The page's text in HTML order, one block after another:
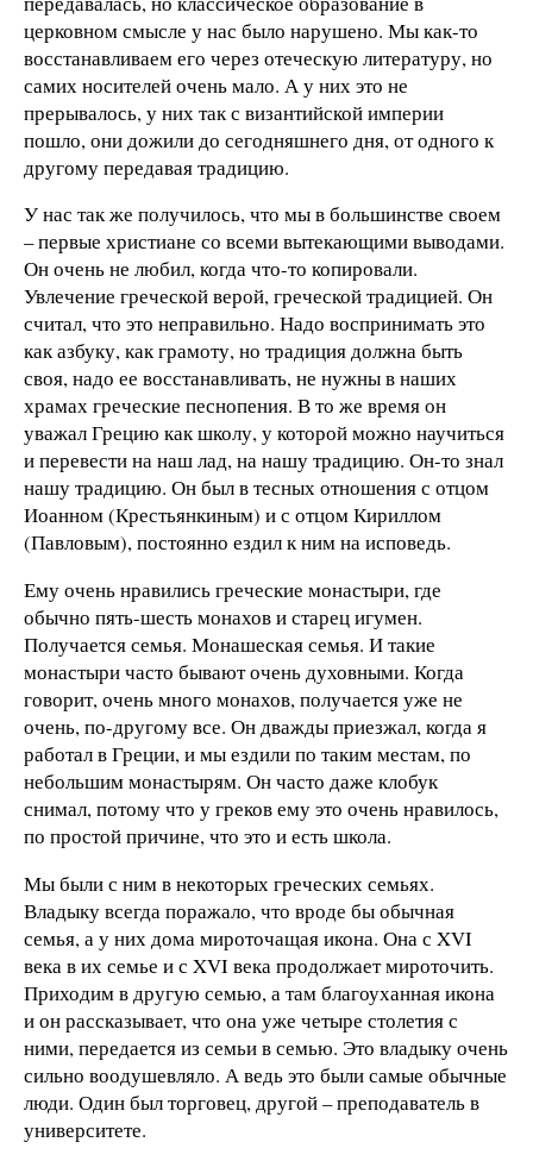
церковном смысле у нас было нарушено. Мы как-то
восстанавливаем его через отеческую литературу, но
самих носителей очень мало. А у них это не
прерывалось, у них так с византийской империи
пошло, они дожили до сегодняшнего дня, от одного к
другому передавая традицию.
У нас так же получилось, что мы в большинстве своем
– первые христиане со всеми вытекающими выводами.
Он очень не любил, когда что-то копировали.
Увлечение греческой верой, греческой традицией. Он
считал, что это неправильно. Надо воспринимать это
как азбуку, как грамоту, но традиция должна быть
своя, надо ее восстанавливать, не нужны в наших
храмах греческие песнопения. В то же время он
уважал Грецию как школу, у которой можно научиться
и перевести на наш лад, на нашу традицию. Он-то знал
нашу традицию. Он был в тесных отношения с отцом
Иоанном (Крестьянкиным) и с отцом Кириллом
(Павловым), постоянно ездил к ним на исповедь.
Ему очень нравились греческие монастыри, где
обычно пять-шесть монахов и старец игумен.
Получается семья. Монашеская семья. И такие
монастыри часто бывают очень духовными. Когда
говорит, очень много монахов, получается уже не
очень, по-другому все. Он дважды приезжал, когда я
работал в Греции, и мы ездили по таким местам, по
небольшим монастырям. Он часто даже клобук
снимал, потому что у греков ему это очень нравилось,
по простой причине, что это и есть школа.
Мы были с ним в некоторых греческих семьях.
Владыку всегда поражало, что вроде бы обычная
семья, а у них дома мироточащая икона. Она с XVI
века в их семье и с XVI века продолжает мироточить.
Приходим в другую семью, а там благоуханная икона
и он рассказывает, что она уже четыре столетия с
ними, передается из семьи в семью. Это владыку очень
сильно воодушевляло. А ведь это были самые обычные
люди. Один был торговец, другой – преподаватель в
университете.